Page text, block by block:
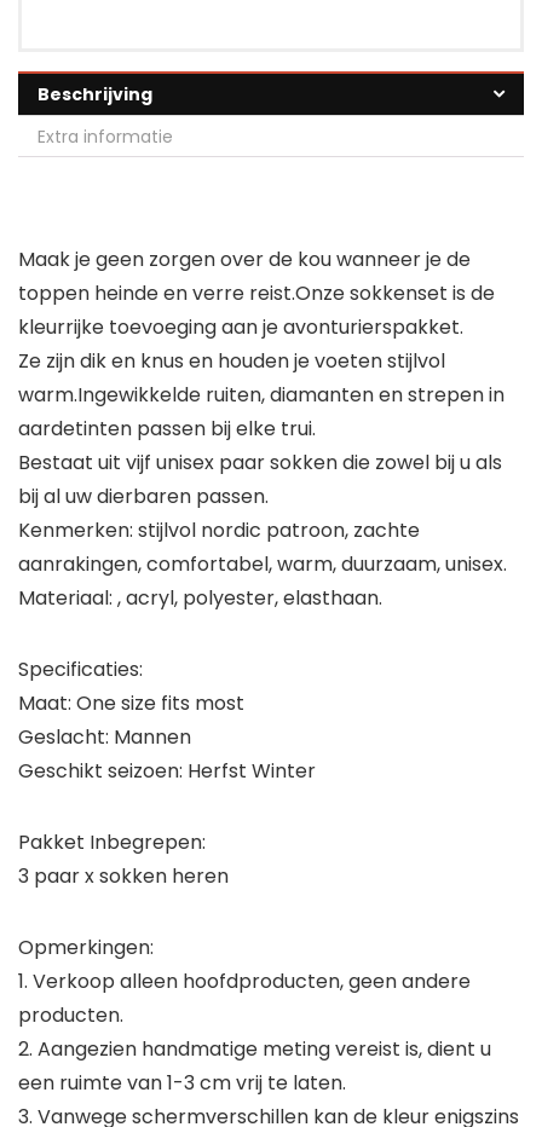
Beschrijving
Extra informatie
Maak je geen zorgen over de kou wanneer je de
toppen heinde en verre reist.Onze sokkenset is de
kleurrijke toevoeging aan je avonturierspakket.
Ze zijn dik en knus en houden je voeten stijlvol
warm.Ingewikkelde ruiten, diamanten en strepen in
aardetinten passen bij elke trui.
Bestaat uit vijf unisex paar sokken die zowel bij u als
bij al uw dierbaren passen.
Kenmerken: stijlvol nordic patroon, zachte
aanrakingen, comfortabel, warm, duurzaam, unisex.
Materiaal: , acryl, polyester, elasthaan.
Specificaties:
Maat: One size fits most
Geslacht: Mannen
Geschikt seizoen: Herfst Winter
Pakket Inbegrepen:
3 paar x sokken heren
Opmerkingen:
1. Verkoop alleen hoofdproducten, geen andere
producten.
2. Aangezien handmatige meting vereist is, dient u
een ruimte van 1-3 cm vrij te laten.
3. Vanwege schermverschillen kan de kleur enigszins